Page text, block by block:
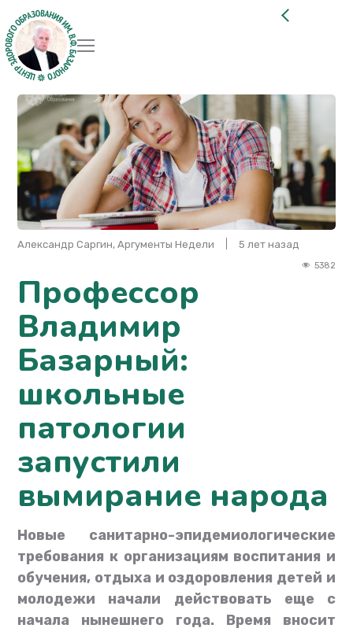
Александр Саргин, Аргументы Недели 5 лет назад
5382
Профессор
Владимир
Базарный:
школьные
патологии
запустили
вымирание народа
Новые санитарно-эпидемиологические
требования к организациям воспитания и
обучения, отдыха и оздоровления детей и
молодежи начали действовать еще с
начала нынешнего года. Время вносит